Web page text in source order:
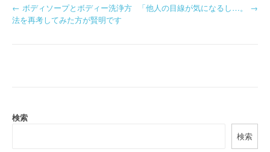
P
a
← ボディソープとボディー洗浄方
法を再考してみた方が賢明です
「他人の目線が気になるし…。 →
検索
検索